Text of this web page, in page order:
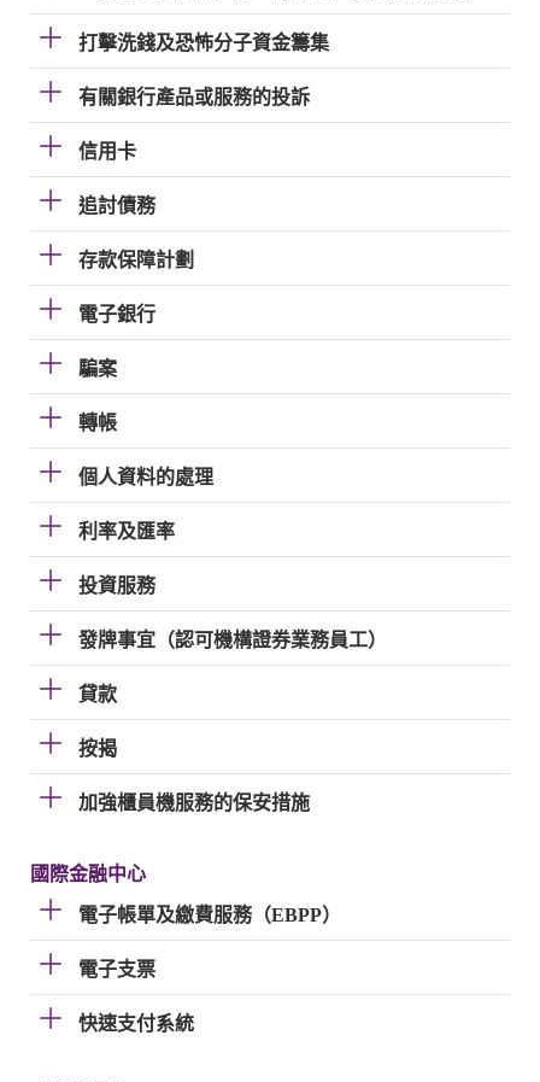
打擊洗錢及恐怖分子資金籌集
有關銀行產品或服務的投訴
信用卡
追討債務
存款保障計劃
電子銀行
騙案
轉帳
個人資料的處理
利率及匯率
投資服務
發牌事宜（認可機構證券業務員工）
貸款
按揭
加強櫃員機服務的保安措施
國際金融中心
電子帳單及繳費服務（EBPP）
電子支票
快速支付系統